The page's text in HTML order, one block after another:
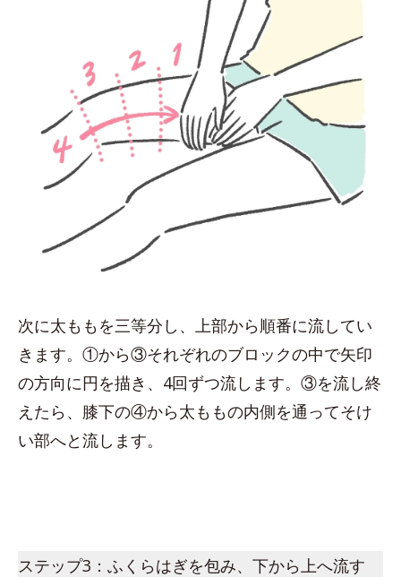
次に太ももを三等分し、上部から順番に流してい
きます。①から③それぞれのブロックの中で矢印
の方向に円を描き、4回ずつ流します。③を流し終
えたら、膝下の④から太ももの内側を通ってそけ
い部へと流します。
ステップ3：ふくらはぎを包み、下から上へ流す